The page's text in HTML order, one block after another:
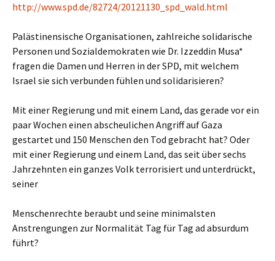
http://www.spd.de/82724/20121130_spd_wald.html
Palästinensische Organisationen, zahlreiche solidarische
Personen und Sozialdemokraten wie Dr. Izzeddin Musa*
fragen die Damen und Herren in der SPD, mit welchem
Israel sie sich verbunden fühlen und solidarisieren?
Mit einer Regierung und mit einem Land, das gerade vor ein
paar Wochen einen abscheulichen Angriff auf Gaza
gestartet und 150 Menschen den Tod gebracht hat? Oder
mit einer Regierung und einem Land, das seit über sechs
Jahrzehnten ein ganzes Volk terrorisiert und unterdrückt,
seiner
Menschenrechte beraubt und seine minimalsten
Anstrengungen zur Normalität Tag für Tag ad absurdum
führt?